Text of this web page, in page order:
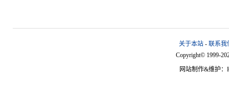
关于本站 - 联系我
Copyright© 1999-
网站制作&维护